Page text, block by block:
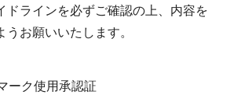
ドラインを必ずご確認の上、内容を
お願いいたします。
ーク使用承認証